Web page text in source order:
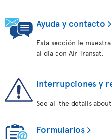
Ayuda y contacto
Esta sección le
al día con Air Transat.
Interrupciones y
See all the details
Formularios